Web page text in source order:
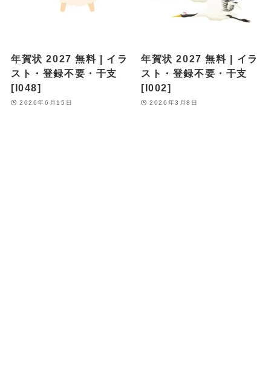
年賀状 2027 無料 | イラ
スト・登録不要・干支
[I048]
2026年6月15日
年賀状 2027 無料 | イラ
スト・登録不要・干支
[I002]
2026年3月8日